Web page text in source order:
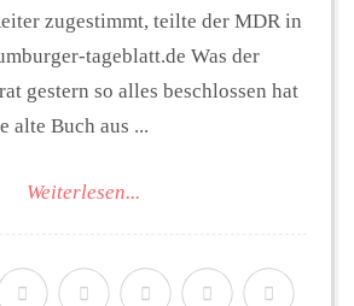
Unterstützen
zugestimmt, teilte der MDR in
tageblatt.de Was der
gestern so alles beschlossen hat
alte Buch aus ...
Weiterlesen...